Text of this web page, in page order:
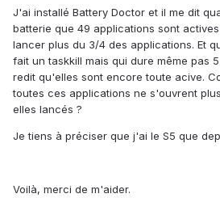
J'ai installé Battery Doctor et il me dit
batterie que 49 applications sont
lancer plus du 3/4 des applications. Et
fait un taskkill mais qui dure même pas
redit qu'elles sont encore toute acive.
toutes ces applications ne s'ouvrent
elles lancés ?
Je tiens à préciser que j'ai le S5 que
Voilà, merci de m'aider.